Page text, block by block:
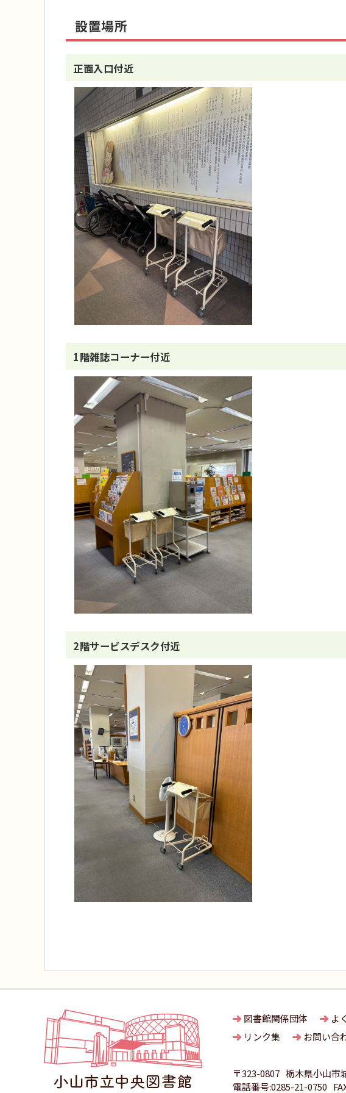
設置場所
正面入口付近
1階雑誌コーナー付近
2階サービスデスク付近
図書館関係団体 よ
リンク集
お問い合
〒323-0807 栃木県小山市
電話番号:0285-21-0750